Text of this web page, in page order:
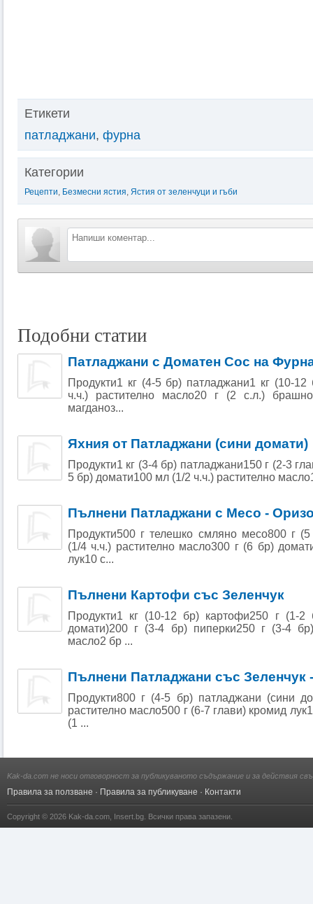
Етикети
патладжани, фурна
Категории
Рецепти, Безмесни ястия, Ястия от зеленчуци и гъби
Подобни статии
Патладжани с Доматен Сос на
Продукти1 кг (4-5 бр) патладжани1 кг (10-
ч.ч.) растително масло20 г (2 с.л.)
магданоз...
Яхния от Патладжани (сини домати)
Продукти1 кг (3-4 бр) патладжани150 г (2-3
5 бр) домати100 мл (1/2 ч.ч.) растително
Пълнени Патладжани с Месо -
Продукти500 г телешко смляно месо800 г
(1/4 ч.ч.) растително масло300 г (6 бр)
лук10 с...
Пълнени Картофи със Зеленчук
Продукти1 кг (10-12 бр) картофи250 г (1-2
домати)200 г (3-4 бр) пиперки250 г (3-4
масло2 бр ...
Пълнени Патладжани със
Продукти800 г (4-5 бр) патладжани (сини
растително масло500 г (6-7 глави) кромид
(1 ...
Kak-da.com не носи отговорност за публикуваното съдържание и за действия
Правила за ползване · Правила за публикуване · Контакти
Copyright © 2026 Kak-da.com Insert.bg . Всички права запазени.